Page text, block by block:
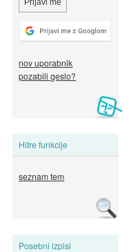
nov uporabnik
pozabili geslo?
Hitre funkcije
seznam tem
Posebni izpisi